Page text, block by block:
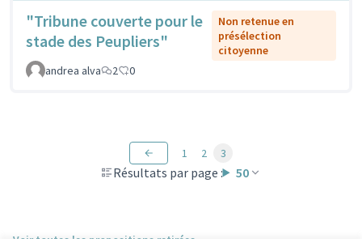
"Tribune couverte pour le
stade des Peupliers"
Non retenue en
présélection
citoyenne
andrea alva
2 0
Résultats par page : 50
1 2 3
Voir toutes les propositions retirées